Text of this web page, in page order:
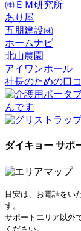
㈱ＥＭ研究所
あり屋
五朋建設㈱
ホームナビ
北山農園
アイワンホール
社長のための口
ダイキョー サポ
目安は、お電話をい
す。
サポートエリア以外
ください。